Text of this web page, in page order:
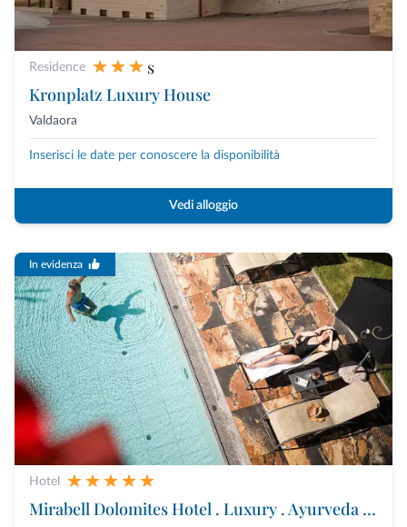
Residence
s
Kronplatz Luxury House
Valdaora
Inserisci le date per conoscere la disponibilità
Vedi alloggio
In evidenza
Hotel
Mirabell Dolomites Hotel . Luxury . Ayurveda & Spa